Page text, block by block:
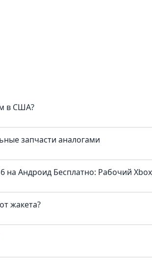
в США?
запчасти аналогами
на Андроид Бесплатно: Рабочий
жакета?